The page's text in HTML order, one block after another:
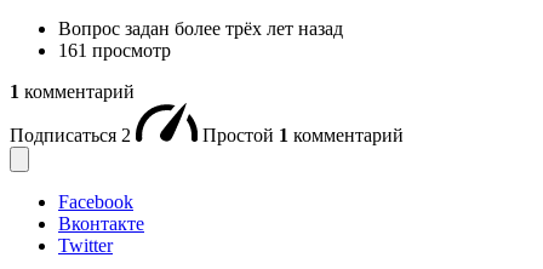
Вопрос задан более трёх лет назад
161 просмотр
1 комментарий
Подписаться 2 Простой 1 комментарий
Facebook
Вконтакте
Twitter